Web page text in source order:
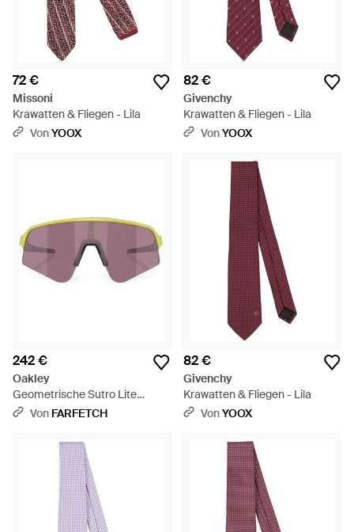
72 €
Missoni
Krawatten & Fliegen - Lila
VonYOOX
82 €
Givenchy
Krawatten & Fliegen - Lila
VonYOOX
242 €
Oakley
Geometrische Sutro Lite
Sweep Sonnenbrille - Lila
Von FARFETCH
82 €
Givenchy
Krawatten & Fliegen - Lila
VonYOOX